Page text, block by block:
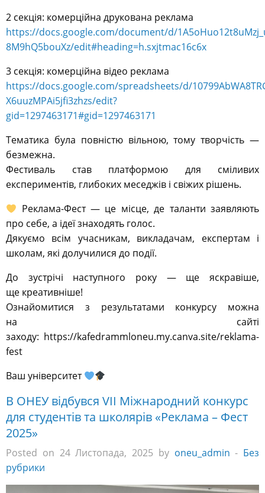
2 секція: комерційна друкована реклама
https://docs.google.com/document/d/
8M9hQ5bouXz/edit#heading=h.sxjtmac16c6x
3 секція: комерційна відео реклама
https://docs.google.com/spreadsheets/d/
X6uuzMPAi5jfi3zhzs/edit?
gid=1297463171#gid=1297463171
Тематика була повністю вільною, тому творчість —
безмежна.
Фестиваль став платформою для сміливих
експериментів, глибоких меседжів і свіжих рішень.
Реклама-Фест — це місце, де таланти заявляють
про себе, а ідеї знаходять голос.
Дякуємо всім учасникам, викладачам, експертам і
школам, які долучилися до події.
До зустрічі наступного року — ще яскравіше,
ще креативніше!
Ознайомитися з результатами конкурсу можна
на сайті
заходу: https://kafedrammloneu.my.canva.site/reklama-
fest
Ваш університет
В ОНЕУ відбувся VІІ Міжнародний конкурс
для студентів та школярів «Реклама – Фест
2025»
Posted on 24 Листопада, 2025 by oneu_admin - Без
рубрики